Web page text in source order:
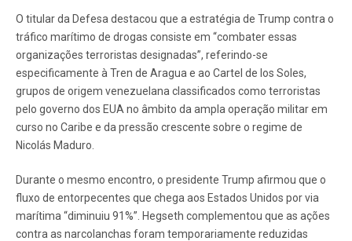
O titular da Defesa destacou que a estratégia de Trump contra o
tráfico marítimo de drogas consiste em “combater essas
organizações terroristas designadas”, referindo-se
especificamente à Tren de Aragua e ao Cartel de los Soles,
grupos de origem venezuelana classificados como terroristas
pelo governo dos EUA no âmbito da ampla operação militar em
curso no Caribe e da pressão crescente sobre o regime de
Nicolás Maduro.
Durante o mesmo encontro, o presidente Trump afirmou que o
fluxo de entorpecentes que chega aos Estados Unidos por via
marítima “diminuiu 91%”. Hegseth complementou que as ações
contra as narcolanchas foram temporariamente reduzidas